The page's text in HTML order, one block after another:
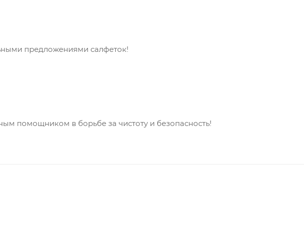
предложениями салфеток!
помощником в борьбе за чистоту и безопасность!